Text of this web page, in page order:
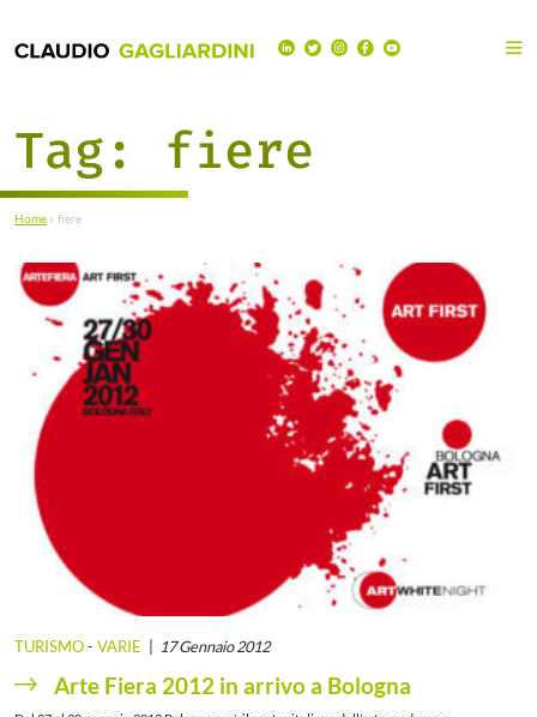
Tag: fiere
Home » fiere
TURISMO- VARIE 17 Gennaio 2012
Arte Fiera 2012 in arrivo a Bologna